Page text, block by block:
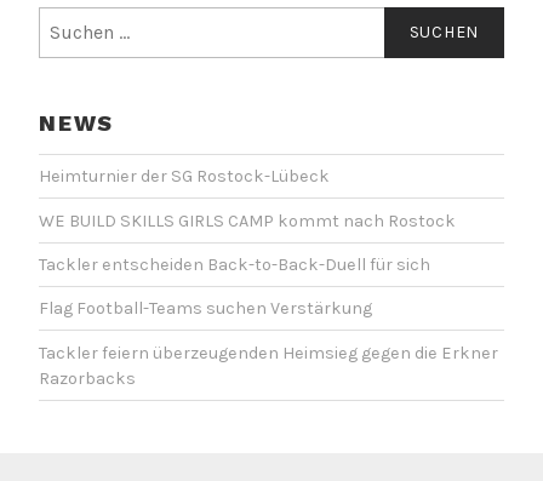
nach:
NEWS
Heimturnier der SG Rostock-Lübeck
WE BUILD SKILLS GIRLS CAMP kommt nach Rostock
Tackler entscheiden Back-to-Back-Duell für sich
Flag Football-Teams suchen Verstärkung
Tackler feiern überzeugenden Heimsieg gegen die Erkner
Razorbacks